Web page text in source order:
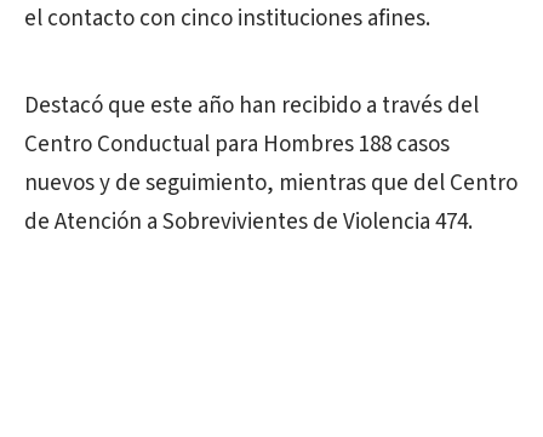
el contacto con cinco instituciones afines.
Destacó que este año han recibido a través del
Centro Conductual para Hombres 188 casos
nuevos y de seguimiento, mientras que del Centro
de Atención a Sobrevivientes de Violencia 474.